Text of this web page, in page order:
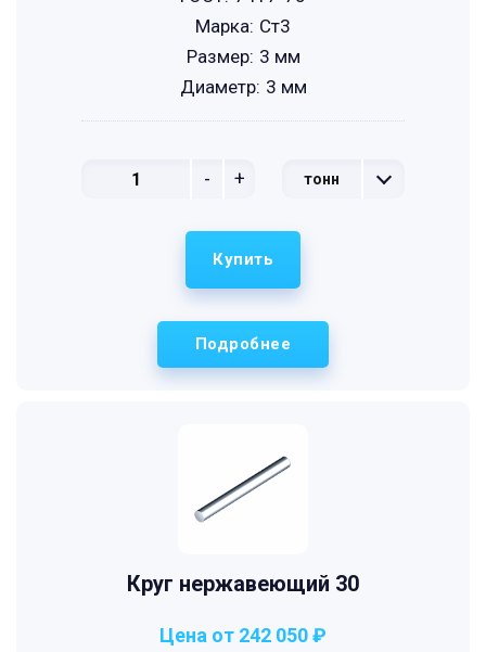
- + тонн
Марка: Ст3
Размер: 3 мм
Диаметр: 3 мм
Подробнее
Купить
Круг нержавеющий 30
Цена от 242 050 ₽